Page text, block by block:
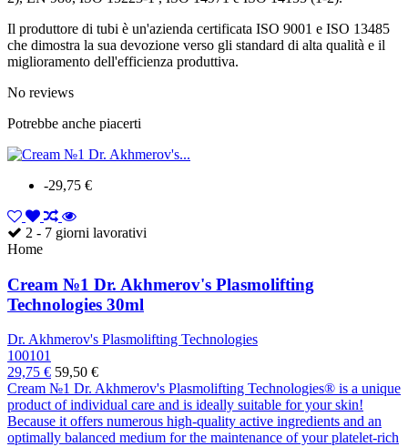
Il produttore di tubi è un'azienda certificata ISO 9001 e ISO 13485
che dimostra la sua devozione verso gli standard di alta qualità e il
miglioramento dell'efficienza produttiva.
No reviews
Potrebbe anche piacerti
-29,75 €
2 - 7 giorni lavorativi
Home
Cream №1 Dr. Akhmerov's Plasmolifting
Technologies 30ml
Dr. Akhmerov's Plasmolifting Technologies
100101
29,75 € 59,50 €
Cream №1 Dr. Akhmerov's Plasmolifting Technologies® is a unique
product of individual care and is ideally suitable for your skin!
Because it offers numerous high-quality active ingredients and an
optimally balanced medium for the maintenance of your platelet-rich